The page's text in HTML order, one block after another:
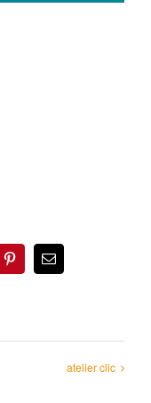
PinterestEmail
atelier clic